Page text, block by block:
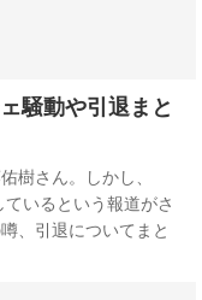
騒動や引退まと
樹さん。しかし、
いるという報道がさ
、引退についてまと